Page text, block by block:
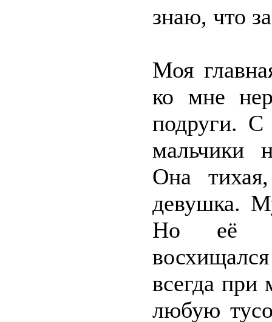
знаю, что
Моя
ко мне
подруги.
мальчики
Она
девушка.
Но её
всегда при
любую